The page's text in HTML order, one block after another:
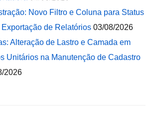
Novo Filtro e Coluna para Status
de Relatórios 03/08/2026
Alteração de Lastro e Camada em
Unitários na Manutenção de Cadastro
2026